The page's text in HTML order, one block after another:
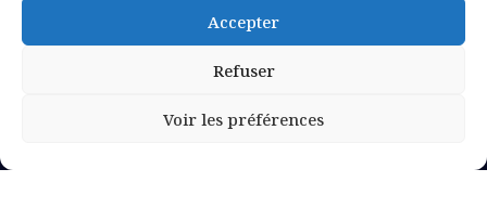
Accepter
Refuser
Voir les préférences